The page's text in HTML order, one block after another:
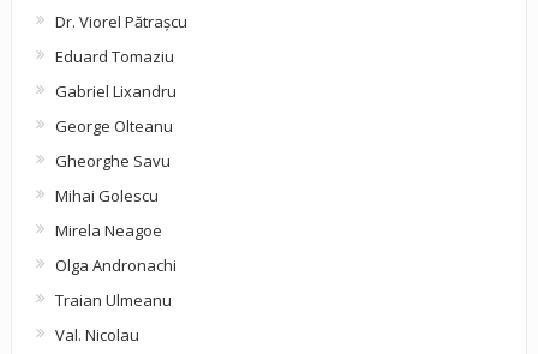
Dr. Viorel Pătraşcu
Eduard Tomaziu
Gabriel Lixandru
George Olteanu
Gheorghe Savu
Mihai Golescu
Mirela Neagoe
Olga Andronachi
Traian Ulmeanu
Val. Nicolau